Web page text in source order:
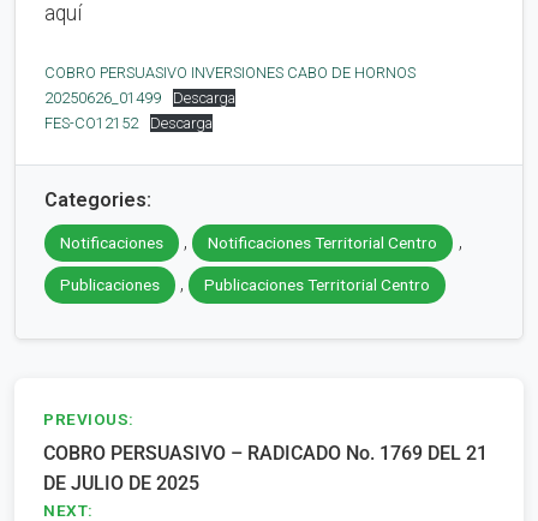
aquí
COBRO PERSUASIVO INVERSIONES CABO DE HORNOS
20250626_01499
Descarga
FES-CO12152
Descarga
Categories:
Notificaciones , Notificaciones Territorial Centro ,
Publicaciones , Publicaciones Territorial Centro
Navegación
de
entradas
PREVIOUS:
COBRO PERSUASIVO – RADICADO No. 1769 DEL 21
DE JULIO DE 2025
NEXT: